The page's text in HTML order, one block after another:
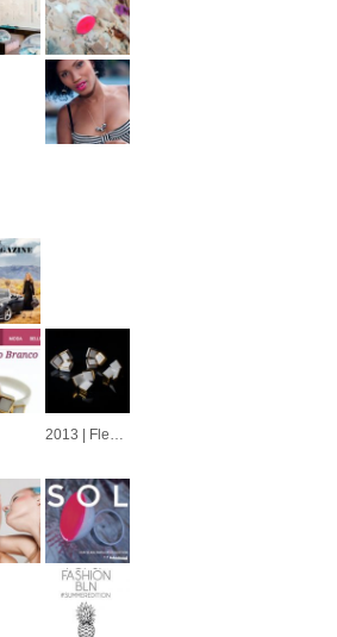
2013 | Fleur | Azulejo | Cubo | Alvorada